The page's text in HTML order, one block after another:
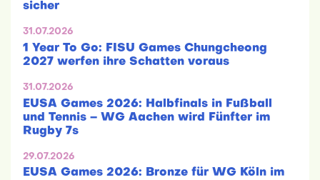
sicher
31.07.2026
1 Year To Go: FISU Games Chungcheong
2027 werfen ihre Schatten voraus
31.07.2026
EUSA Games 2026: Halbfinals in Fußball
und Tennis – WG Aachen wird Fünfter im
Rugby 7s
29.07.2026
EUSA Games 2026: Bronze für WG Köln im